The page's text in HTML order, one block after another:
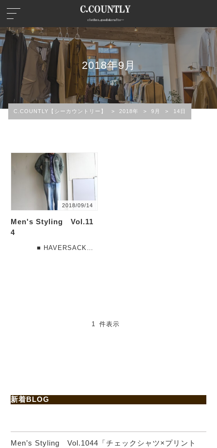
2018年9月
C.COUNTLY【シーカウントリー】 > 2018年 > 9月 > 14日
2018/09/14
Men's Styling Vol.11
4
1 件表示
新着BLOG
Men’s Styling Vol.1044「チェックシャツ×プリント